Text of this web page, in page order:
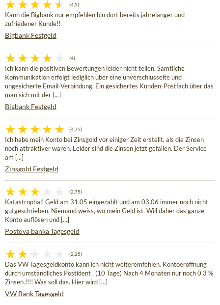
(4,5)
Kann die Bigbank nur empfehlen bin dort bereits jahrelanger und
zufriedener Kunde!!
Bigbank Festgeld
(4)
Ich kann die positiven Bewertungen leider nicht teilen. Sämtliche
Kommunikation erfolgt lediglich über eine unverschlüsselte und
ungesicherte Email-Verbindung. Ein gesichertes Kunden-Postfach über das
man sich mit der [...]
Bigbank Festgeld
(4,75)
Ich habe mein Konto bei Zinsgold vor einiger Zeit erstellt, als die Zinsen
noch attraktiver waren. Leider sind die Zinsen jetzt gefallen. Der Service
am [...]
Zinsgold Festgeld
(2,75)
Katastrophal! Geld am 31.05 eingezahlt und am 03.06 immer noch nicht
gutgeschrieben. Niemand weiss, wo mein Geld ist. Will daher das ganze
Konto auflösen und [...]
Postova banka Tagesgeld
(2,25)
Das VW Tagesgeldkonto kann ich nicht weiteremfehlen. Kontoeröffnung
durch umständliches Postident . (10 Tage) Nach 4 Monaten nur noch 0,3 %
Zinsen.!!!! Was soll das. Hier wird [...]
VW Bank Tagesgeld